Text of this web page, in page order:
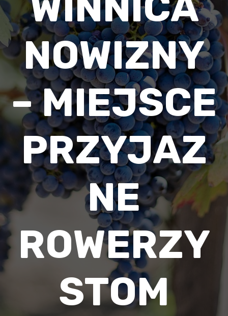
NOWIZNY
– MIEJSCE
PRZYJAZ
NE
ROWERZY
STOM